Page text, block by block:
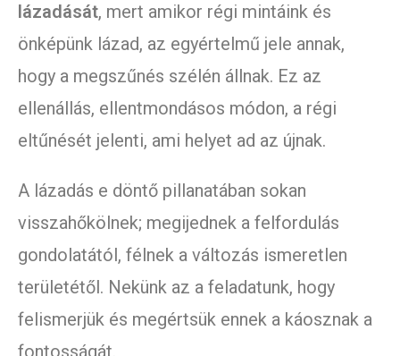
lázadását, mert amikor régi mintáink és
önképünk lázad, az egyértelmű jele annak,
hogy a megszűnés szélén állnak. Ez az
ellenállás, ellentmondásos módon, a régi
eltűnését jelenti, ami helyet ad az újnak.
A lázadás e döntő pillanatában sokan
visszahőkölnek; megijednek a felfordulás
gondolatától, félnek a változás ismeretlen
területétől. Nekünk az a feladatunk, hogy
felismerjük és megértsük ennek a káosznak a
fontosságát.